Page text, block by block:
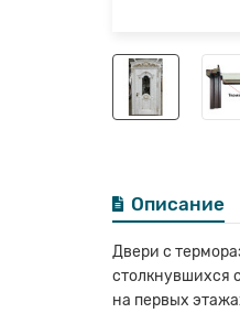
Описание
Двери с
столкнувшихся
на первых